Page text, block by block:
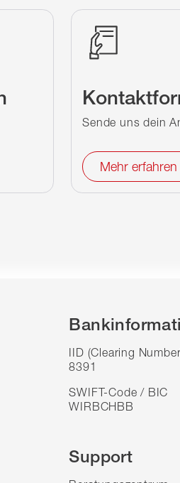
Sende uns dein
Mehr erfahren
IID (Clearing
8391
SWIFT-Code / BIC
WIRBCHBB
Support